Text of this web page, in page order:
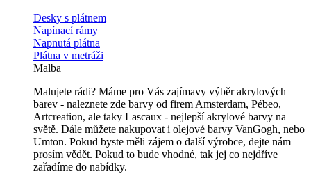
Desky s plátnem
Napínací rámy
Napnutá plátna
Plátna v metráži
Malba
Malujete rádi? Máme pro Vás zajímavy výběr akrylových
barev - naleznete zde barvy od firem Amsterdam, Pébeo,
Artcreation, ale taky Lascaux - nejlepší akrylové barvy na
světě. Dále můžete nakupovat i olejové barvy VanGogh, nebo
Umton. Pokud byste měli zájem o další výrobce, dejte nám
prosím vědět. Pokud to bude vhodné, tak jej co nejdříve
zařadíme do nabídky.